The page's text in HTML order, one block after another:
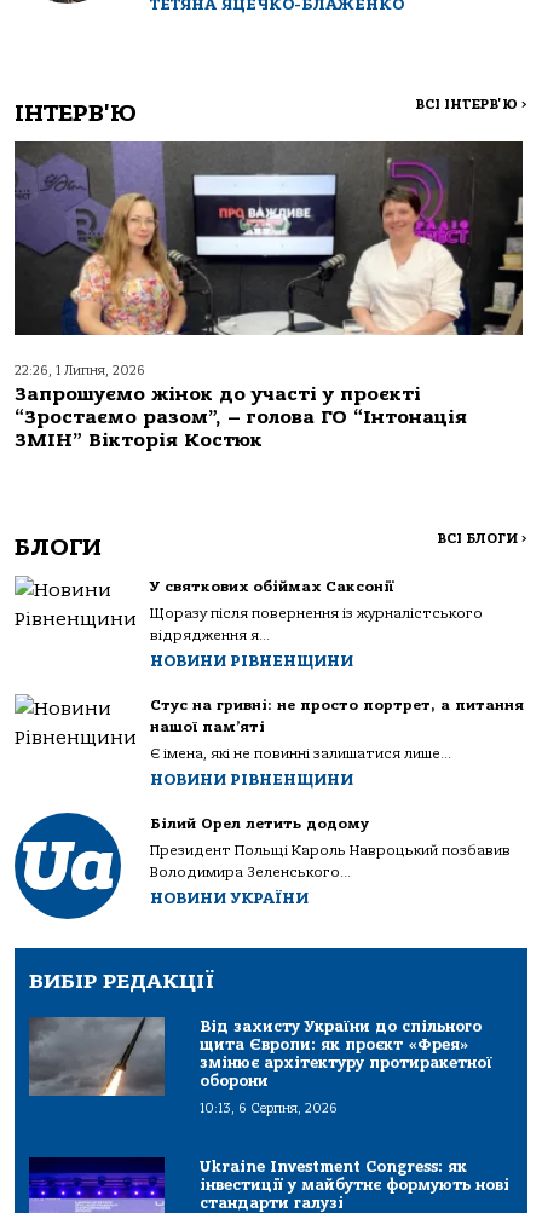
ТЕТЯНА ЯЦЕЧКО-БЛАЖЕНКО
ІНТЕРВ'Ю ВСІ ІНТЕРВ'Ю >
22:26, 1 Липня, 2026
Запрошуємо жінок до участі у проєкті
“Зростаємо разом”, – голова ГО “Інтонація
ЗМІН” Вікторія Костюк
БЛОГИ ВСІ БЛОГИ >
У святкових обіймах Саксонії
Щоразу після повернення із журналістського
відрядження я...
НОВИНИ РІВНЕНЩИНИ
Стус на гривні: не просто портрет, а питання
нашої пам’яті
Є імена, які не повинні залишатися лише...
НОВИНИ РІВНЕНЩИНИ
Білий Орел летить додому
Президент Польщі Кароль Навроцький позбавив
Володимира Зеленського...
НОВИНИ УКРАЇНИ
ВИБІР РЕДАКЦІЇ
Від захисту України до спільного
щита Європи: як проєкт «Фрея»
змінює архітектуру протиракетної
оборони
10:13, 6 Серпня, 2026
Ukraine Investment Congress: як
інвестиції у майбутнє формують нові
стандарти галузі